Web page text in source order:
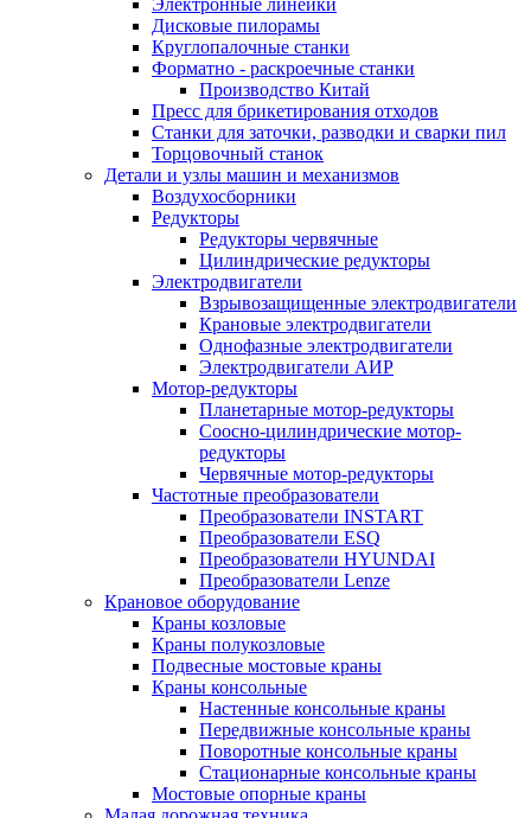
Электронные линейки
Дисковые пилорамы
Круглопалочные станки
Форматно - раскроечные станки
Производство Китай
Пресс для брикетирования отходов
Станки для заточки, разводки и сварки пил
Торцовочный станок
Детали и узлы машин и механизмов
Воздухосборники
Редукторы
Редукторы червячные
Цилиндрические редукторы
Электродвигатели
Взрывозащищенные электродвигатели
Крановые электродвигатели
Однофазные электродвигатели
Электродвигатели АИР
Мотор-редукторы
Планетарные мотор-редукторы
Соосно-цилиндрические мотор-
редукторы
Червячные мотор-редукторы
Частотные преобразователи
Преобразователи INSTART
Преобразователи ESQ
Преобразователи HYUNDAI
Преобразователи Lenze
Крановое оборудование
Краны козловые
Краны полукозловые
Подвесные мостовые краны
Краны консольные
Настенные консольные краны
Передвижные консольные краны
Поворотные консольные краны
Стационарные консольные краны
Мостовые опорные краны